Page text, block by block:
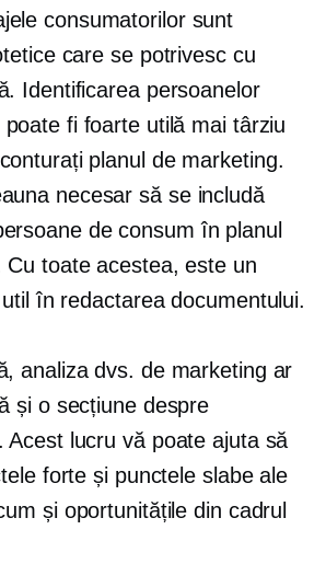
consumatorilor sunt
care se potrivesc cu
Identificarea persoanelor
fi foarte utilă mai târziu
planul de marketing.
necesar să se includă
de consum în planul
toate acestea, este un
în redactarea documentului.
analiza dvs. de marketing ar
și o secțiune despre
Acest lucru vă poate ajuta să
forte și punctele slabe ale
și oportunitățile din cadrul